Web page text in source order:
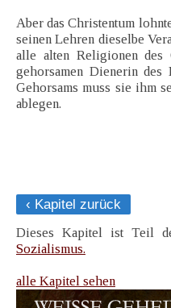
Aber das Christentum
seinen Lehren dieselbe
alle alten Religionen
gehorsamen Dienerin des
Gehorsams muss sie ihm
ablegen.
‹ Kapitel zurück
Dieses Kapitel ist Teil
Sozialismus.
alle Kapitel sehen